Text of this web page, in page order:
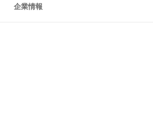
企業情報